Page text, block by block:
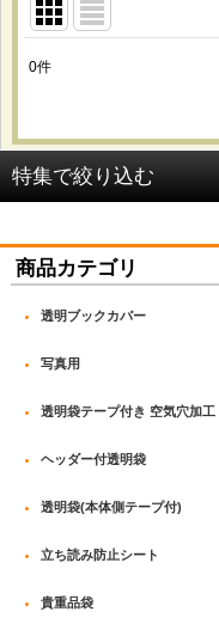
並び順:
0件
特集で絞り込む
OPP袋 テープ付_#25
OPP袋(本体側テープ付)_
OPP袋(本体側テープ付)_
OPP袋 テープなし_#25
OPP袋 テープなし_#30
商品カテゴリ
透明ブックカバー
写真用
透明袋テープ付き 空気穴加工
ヘッダー付透明袋
透明袋(本体側テープ付)
立ち読み防止シート
貴重品袋